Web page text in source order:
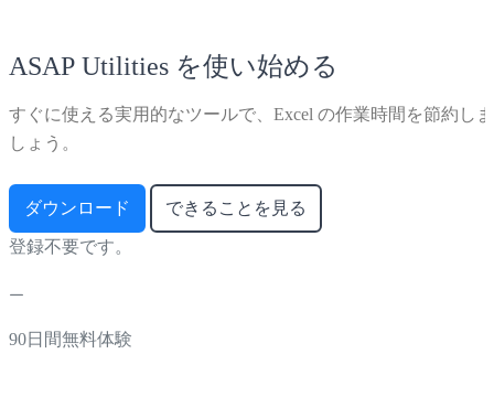
ASAP Utilities を使い始める
すぐに使える実用的なツールで、Excel の作業時間を節約しま
しょう。
ダウンロード できることを見る
登録不要です。
90日間無料体験